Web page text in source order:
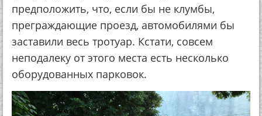
предположить, что, если бы не клумбы,
преграждающие проезд, автомобилями бы
заставили весь тротуар. Кстати, совсем
неподалеку от этого места есть несколько
оборудованных парковок.